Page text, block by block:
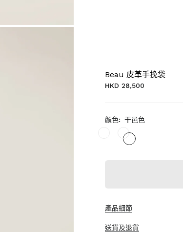
Beau 皮革手挽袋
HKD 28,500
顏色: 干邑色
產品細節
送貨及退貨